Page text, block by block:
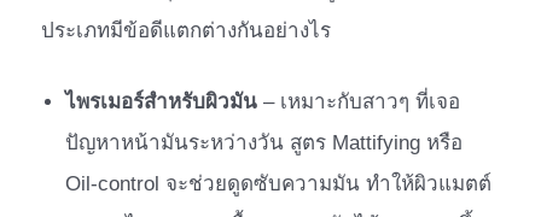
ประเภทมีข้อดีแตกต่างกันอย่างไร
ไพรเมอร์สำหรับผิวมัน – เหมาะกับสาวๆ ที่เจอ
ปัญหาหน้ามันระหว่างวัน สูตร Mattifying หรือ
Oil-control จะช่วยดูดซับความมัน ทำให้ผิวแมตต์